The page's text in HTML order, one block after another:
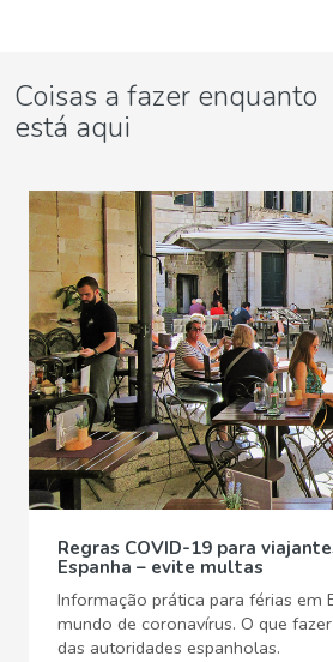
Coisas a fazer enquanto
está aqui
Regras COVID-19 para
Espanha – evite multas
Informação prática para férias em
mundo de coronavírus. O que
das autoridades espanholas.